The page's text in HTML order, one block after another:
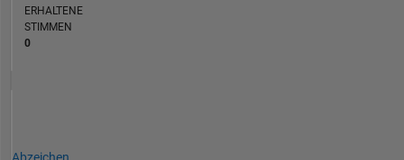
ERHALTENE
STIMMEN
0
Abzeichen